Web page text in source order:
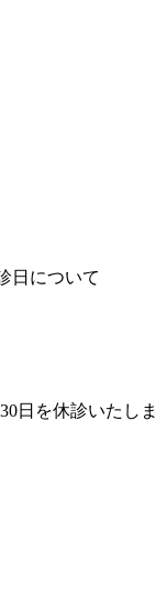
日について
日を休診いたしま